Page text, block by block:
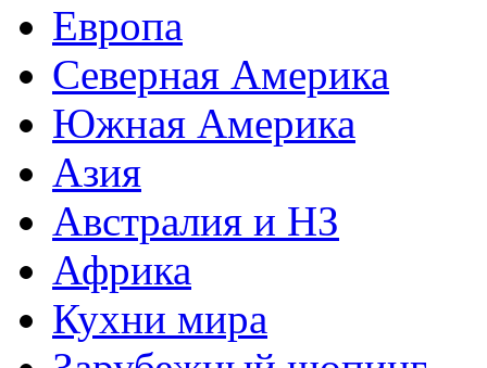
Европа
Северная Америка
Южная Америка
Азия
Австралия и НЗ
Африка
Кухни мира